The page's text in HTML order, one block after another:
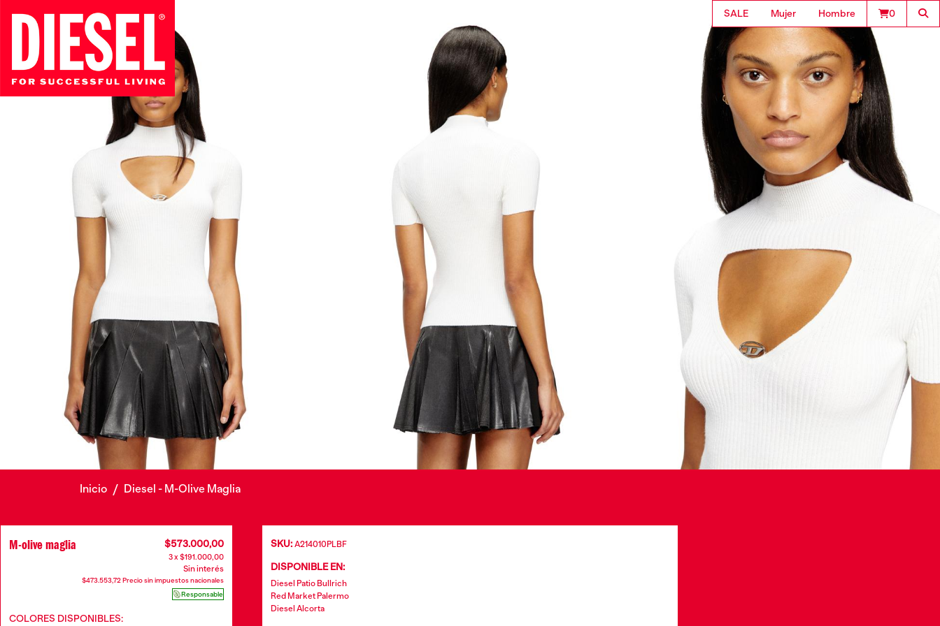
SALE Mujer Hombre 0
Inicio / Diesel - M-Olive Maglia
M-olive maglia $573.000,00
3 x $191.000,00
Sin interés
$473.553,72 Precio sin impuestos nacionales
Responsable
COLORES DISPONIBLES:
SKU: A214010PLBF
DISPONIBLE EN:
Diesel Patio Bullrich
Red Market Palermo
Diesel Alcorta